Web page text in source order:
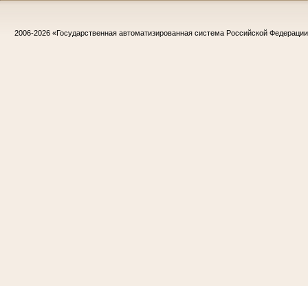
2006-2026 «Государственная автоматизированная система Российской